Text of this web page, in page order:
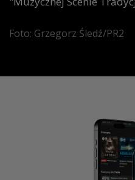
Foto: Grzegorz Śledź/PR2